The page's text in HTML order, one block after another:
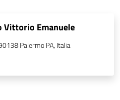
Vittorio Emanuele
Palermo PA, Italia